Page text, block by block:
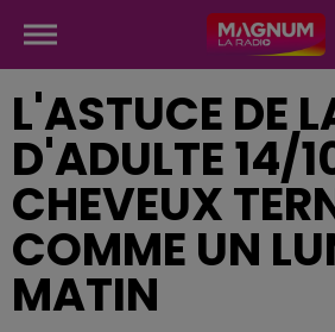
L'ASTUCE DE
D'ADULTE 14/
CHEVEUX
COMME UN
MATIN